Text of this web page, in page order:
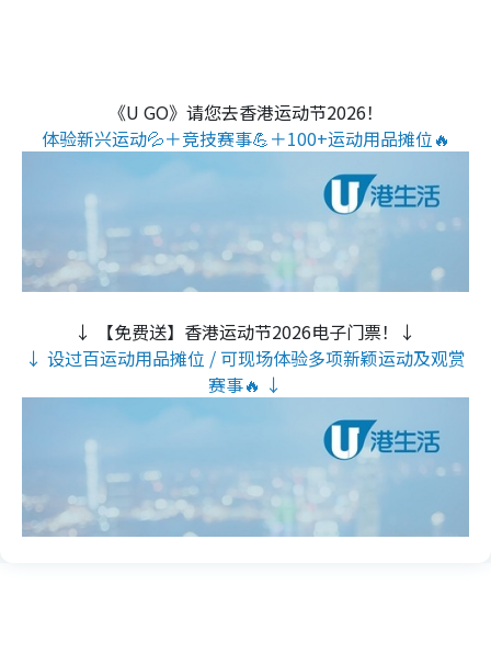
《U GO》请您去香港运动节2026！
体验新兴运动💦＋竞技赛事💪＋100+运动用品摊位🔥
↓ 【免费送】香港运动节2026电子门票！↓
↓ 设过百运动用品摊位 / 可现场体验多项新颖运动及观赏
赛事🔥 ↓